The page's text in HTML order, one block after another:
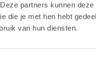
partners kunnen deze
die je met hen hebt
van hun diensten.